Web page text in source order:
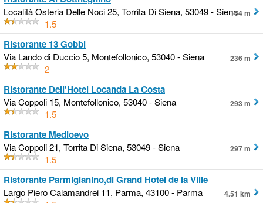
Località Osteria Delle Noci 25, Torrita Di Siena, 53049 - Siena
1.5
164 m
Ristorante 13 Gobbi
Via Lando di Duccio 5, Montefollonico, 53040 - Siena
2
236 m
Ristorante Dell'Hotel Locanda La Costa
Via Coppoli 15, Montefollonico, 53040 - Siena
1.5
293 m
Ristorante Medioevo
Via Coppoli 21, Torrita Di Siena, 53049 - Siena
1.5
297 m
Ristorante Parmigianino,di Grand Hotel de la Ville
Largo Piero Calamandrei 11, Parma, 43100 - Parma
4.51 km